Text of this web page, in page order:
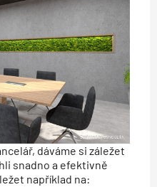
dáváme si záležet
snadno a efektivně
například na: